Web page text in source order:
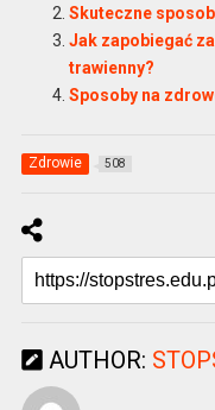
Skuteczne
Jak zapobiegać
trawienny?
Sposoby na
Zdrowie 508
AUTHOR: